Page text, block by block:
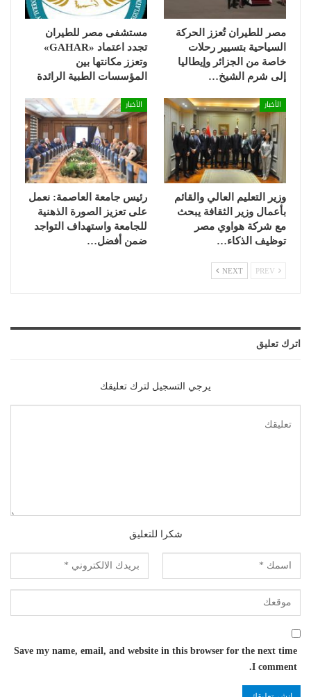
مصر للطيران تُعزز الحركة
السياحية بتسيير رحلات
خاصة من الجزائر وإيطاليا
إلى شرم الشيخ…
مستشفى مصر للطيران
تجدد اعتماد «GAHAR»
وتعزز مكانتها بين
المؤسسات الطبية الرائدة
الأخبار
وزير التعليم العالي والقائم
بأعمال وزير الثقافة يبحث
مع شركة هواوي مصر
توظيف الذكاء…
الأخبار
رئيس جامعة العاصمة: نعمل
على تعزيز الصورة الذهنية
للجامعة واستهداف التواجد
ضمن أفضل…
NEXT
اترك تعليق
يرجي التسجيل لترك تعليقك
شكرا للتعليق
Save my name, email, and website in this browser for the next time
I comment.